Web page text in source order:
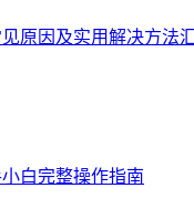
原因及实用解决方法
白完整操作指南